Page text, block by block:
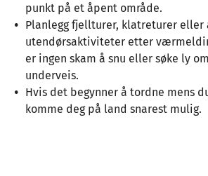
punkt på et åpent område.
Planlegg fjellturer, klatreturer eller
utendørsaktiviteter etter
er ingen skam å snu eller søke ly
underveis.
Hvis det begynner å tordne mens
komme deg på land snarest mulig.